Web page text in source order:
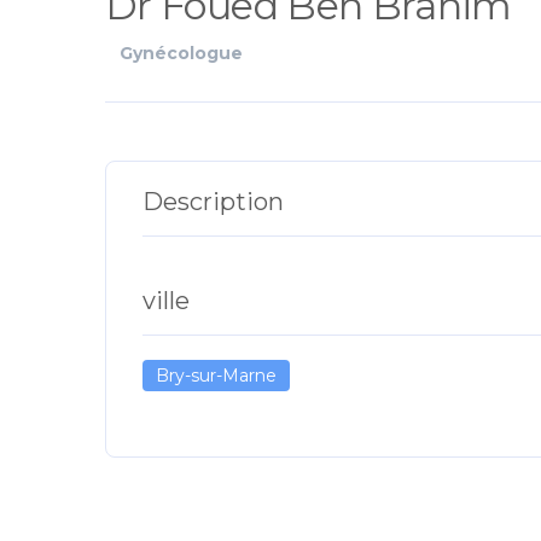
Gynécologue
Description
ville
Bry-sur-Marne